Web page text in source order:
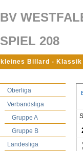
BV
SPIEL 208
kleines Billard - Klassik
Oberliga
Verbandsliga
Gruppe A
Gruppe B
Landesliga